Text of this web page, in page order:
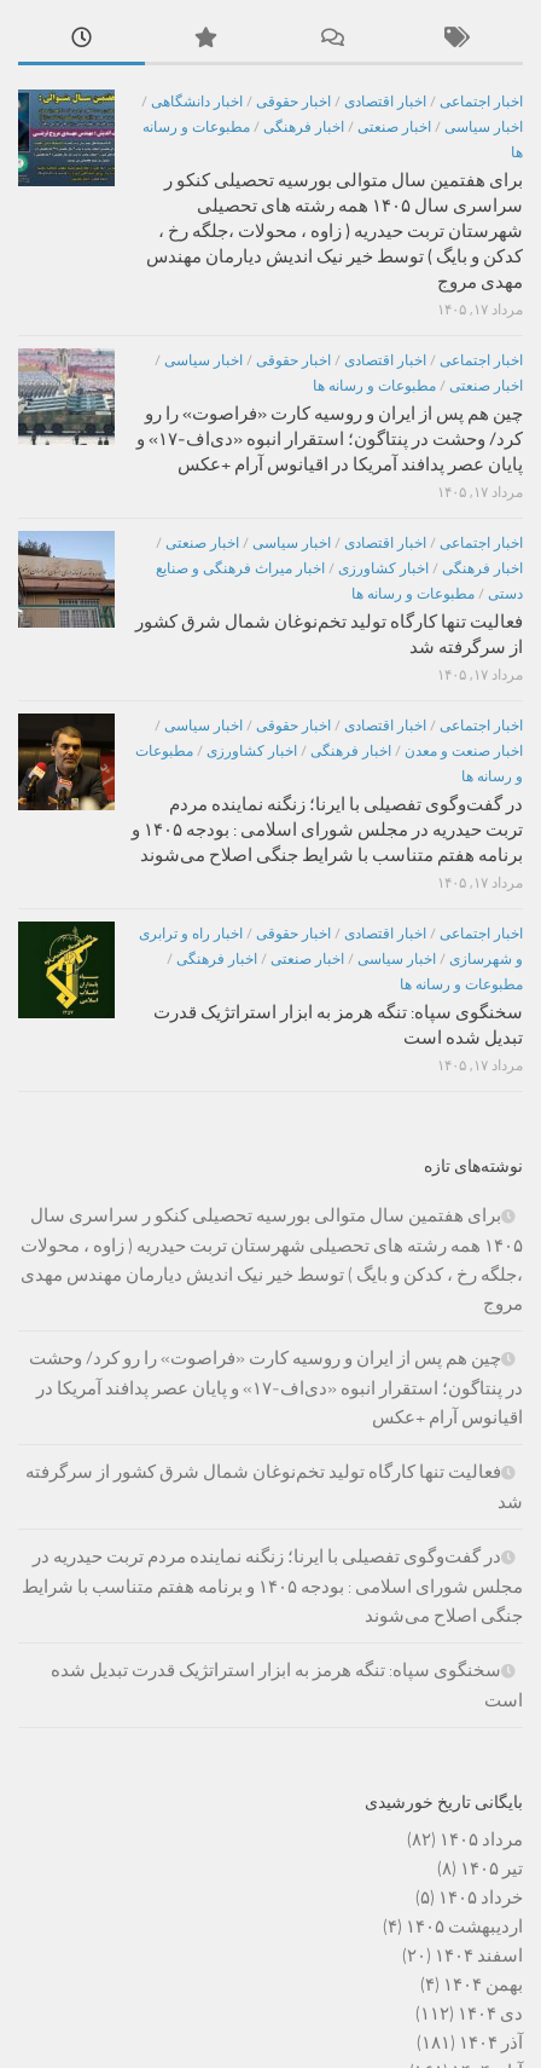
اخبار اجتماعی / اخبار اقتصادی / اخبار حقوقی / اخبار دانشگاهی /
اخبار سیاسی / اخبار صنعتی / اخبار فرهنگی / مطبوعات و رسانه
ها
برای هفتمین سال متوالی بورسیه تحصیلی کنکو ر
سراسری سال ۱۴۰۵ همه رشته های تحصیلی
شهرستان تربت حیدریه ( زاوه ، محولات ،جلگه رخ ،
کدکن و بایگ ) توسط خیر نیک اندیش دیارمان مهندس
مهدی مروج
مرداد ۱۷, ۱۴۰۵
اخبار اجتماعی / اخبار اقتصادی / اخبار حقوقی / اخبار سیاسی /
اخبار صنعتی / مطبوعات و رسانه ها
چین هم پس از ایران و روسیه کارت «فراصوت» را رو
کرد/ وحشت در پنتاگون؛ استقرار انبوه «دی‌اف‑۱۷» و
پایان عصر پدافند آمریکا در اقیانوس آرام +عکس
مرداد ۱۷, ۱۴۰۵
اخبار اجتماعی / اخبار اقتصادی / اخبار سیاسی / اخبار صنعتی /
اخبار فرهنگی / اخبار کشاورزی / اخبار میراث فرهنگی و صنایع
دستی / مطبوعات و رسانه ها
فعالیت تنها کارگاه تولید تخم‌نوغان شمال شرق کشور
از سرگرفته شد
مرداد ۱۷, ۱۴۰۵
اخبار اجتماعی / اخبار اقتصادی / اخبار حقوقی / اخبار سیاسی /
اخبار صنعت و معدن / اخبار فرهنگی / اخبار کشاورزی / مطبوعات
و رسانه ها
در گفت‌وگوی تفصیلی با ایرنا؛ زنگنه نماینده مردم
تربت حیدریه در مجلس شورای اسلامی : بودجه ۱۴۰۵ و
برنامه هفتم متناسب با شرایط جنگی اصلاح می‌شوند
مرداد ۱۷, ۱۴۰۵
اخبار اجتماعی / اخبار اقتصادی / اخبار حقوقی / اخبار راه و ترابری
و شهرسازی / اخبار سیاسی / اخبار صنعتی / اخبار فرهنگی /
مطبوعات و رسانه ها
سخنگوی سپاه: تنگه هرمز به ابزار استراتژیک قدرت
تبدیل شده است
مرداد ۱۷, ۱۴۰۵
نوشته‌های تازه
برای هفتمین سال متوالی بورسیه تحصیلی کنکو ر سراسری سال
۱۴۰۵ همه رشته های تحصیلی شهرستان تربت حیدریه ( زاوه ، محولات
،جلگه رخ ، کدکن و بایگ ) توسط خیر نیک اندیش دیارمان مهندس مهدی
مروج
چین هم پس از ایران و روسیه کارت «فراصوت» را رو کرد/ وحشت
در پنتاگون؛ استقرار انبوه «دی‌اف‑۱۷» و پایان عصر پدافند آمریکا در
اقیانوس آرام +عکس
فعالیت تنها کارگاه تولید تخم‌نوغان شمال شرق کشور از سرگرفته
شد
در گفت‌وگوی تفصیلی با ایرنا؛ زنگنه نماینده مردم تربت حیدریه در
مجلس شورای اسلامی : بودجه ۱۴۰۵ و برنامه هفتم متناسب با شرایط
جنگی اصلاح می‌شوند
سخنگوی سپاه: تنگه هرمز به ابزار استراتژیک قدرت تبدیل شده
است
بایگانی تاریخ خورشیدی
مرداد ۱۴۰۵
(۸۲)
تیر ۱۴۰۵
(۸)
خرداد ۱۴۰۵
(۵)
اردیبهشت ۱۴۰۵
(۴)
اسفند ۱۴۰۴
(۲۰)
بهمن ۱۴۰۴
(۴)
دی ۱۴۰۴
(۱۱۲)
آذر ۱۴۰۴
(۱۸۱)